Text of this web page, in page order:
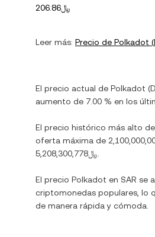
﷼206.86
Leer más: Precio de Polkadot (
El precio actual de Polkadot (
aumento de 7.00 % en los
El precio histórico más alto de
oferta máxima de
﷼5,208,300,778
El precio Polkadot en SAR se
criptomonedas populares, lo
de manera rápida y cómoda.